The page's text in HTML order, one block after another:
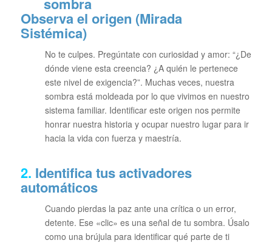
Observa el origen (Mirada
Sistémica)
No te culpes. Pregúntate con curiosidad y amor: “¿De
dónde viene esta creencia? ¿A quién le pertenece
este nivel de exigencia?”. Muchas veces, nuestra
sombra está moldeada por lo que vivimos en nuestro
sistema familiar. Identificar este origen nos permite
honrar nuestra historia y ocupar nuestro lugar para ir
hacia la vida con fuerza y maestría.
2. Identifica tus activadores
automáticos
Cuando pierdas la paz ante una crítica o un error,
detente. Ese «clic» es una señal de tu sombra. Úsalo
como una brújula para identificar qué parte de ti